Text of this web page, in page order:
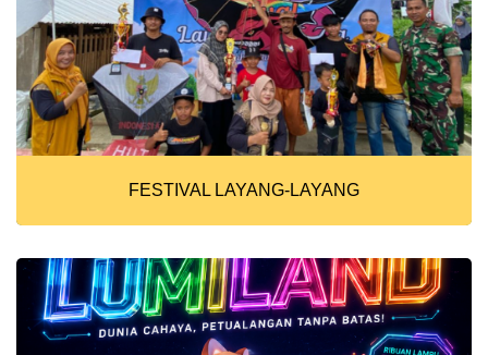
FESTIVAL LAYANG-LAYANG